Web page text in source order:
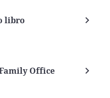
libro
Office